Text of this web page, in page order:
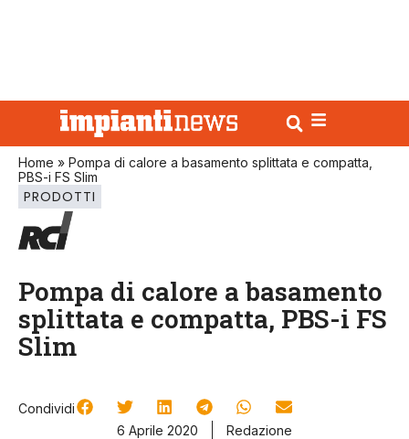
Home » Pompa di calore a basamento splittata e compatta,
PBS-i FS Slim
PRODOTTI
Pompa di calore a basamento
splittata e compatta, PBS-i FS
Slim
Condividi
6 Aprile 2020
Redazione